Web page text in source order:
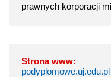
prawnych korporacji
Strona www:
podyplomowe.uj.edu.pl